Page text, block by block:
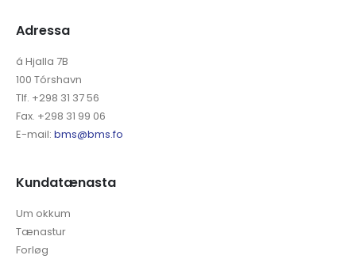
Adressa
á Hjalla 7B
100 Tórshavn
Tlf. +298 31 37 56
Fax. +298 31 99 06
E-mail: bms@bms.fo
Kundatænasta
Um okkum
Tænastur
Forløg